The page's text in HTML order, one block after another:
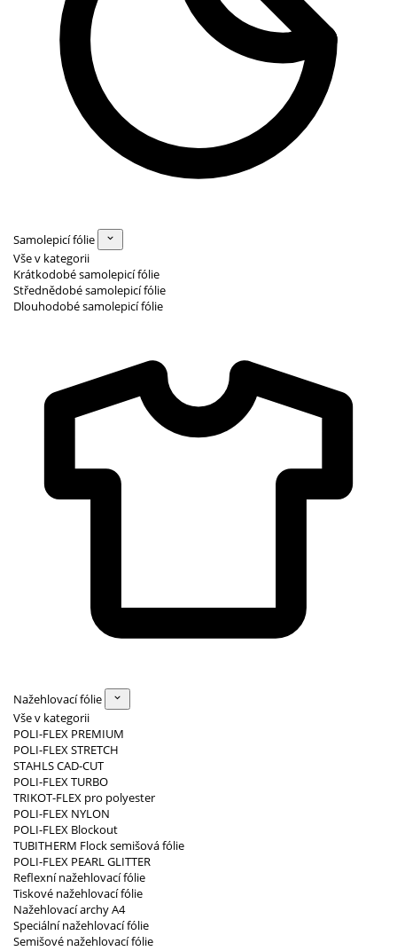
Samolepicí fólie
Vše v kategorii
Krátkodobé samolepicí fólie
Střednědobé samolepicí fólie
Dlouhodobé samolepicí fólie
Nažehlovací fólie
Vše v kategorii
POLI-FLEX PREMIUM
POLI-FLEX STRETCH
STAHLS CAD-CUT
POLI-FLEX TURBO
TRIKOT-FLEX pro polyester
POLI-FLEX NYLON
POLI-FLEX Blockout
TUBITHERM Flock semišová fólie
POLI-FLEX PEARL GLITTER
Reflexní nažehlovací fólie
Tiskové nažehlovací fólie
Nažehlovací archy A4
Speciální nažehlovací fólie
Semišové nažehlovací fólie